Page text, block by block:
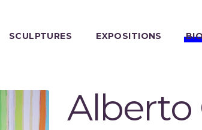
SCULPTURES EXPOSITIONS
Alberto